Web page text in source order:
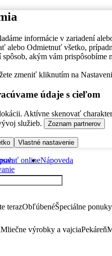
informácie v zariadení
alebo Odmietnuť všetko,
akým vám prispôsobíme
zmeniť kliknutím na
údaje s cieľom
Aktívne skenovať
služieb.
Zoznam partnerov
Vlastné nastavenie
onlineNápoveda
terazObľúbenéŠpeciálne ponuky
Mliečne výrobky a vajciaPekáreň